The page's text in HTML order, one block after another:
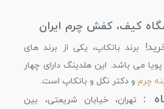
کیف، کفش چرم ایران
برند باتکاپ، یکی از برند های
می باشد. این هلدینگ دارای چهار
چرم و دکتر نگل و باتکاپ است.
: تهران، خیابان شریعتی، بین